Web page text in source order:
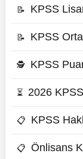
📝 KPSS
📝 KPSS
🕵 KPSS
⏳ 2026
📋 KPSS
📋 Önlisans